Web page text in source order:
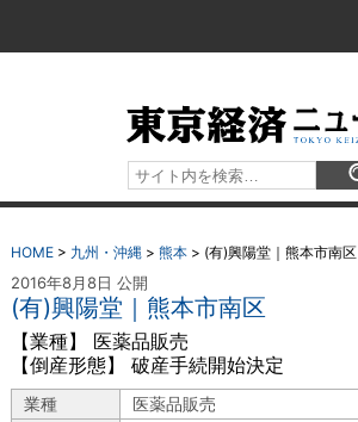
HOME> 九州・沖縄> 熊本> (有)興陽堂｜熊本市南区
2016年8月8日 公開
(有)興陽堂｜熊本市南区
【業種】 医薬品販売
【倒産形態】 破産手続開始決定
業種
医薬品販売